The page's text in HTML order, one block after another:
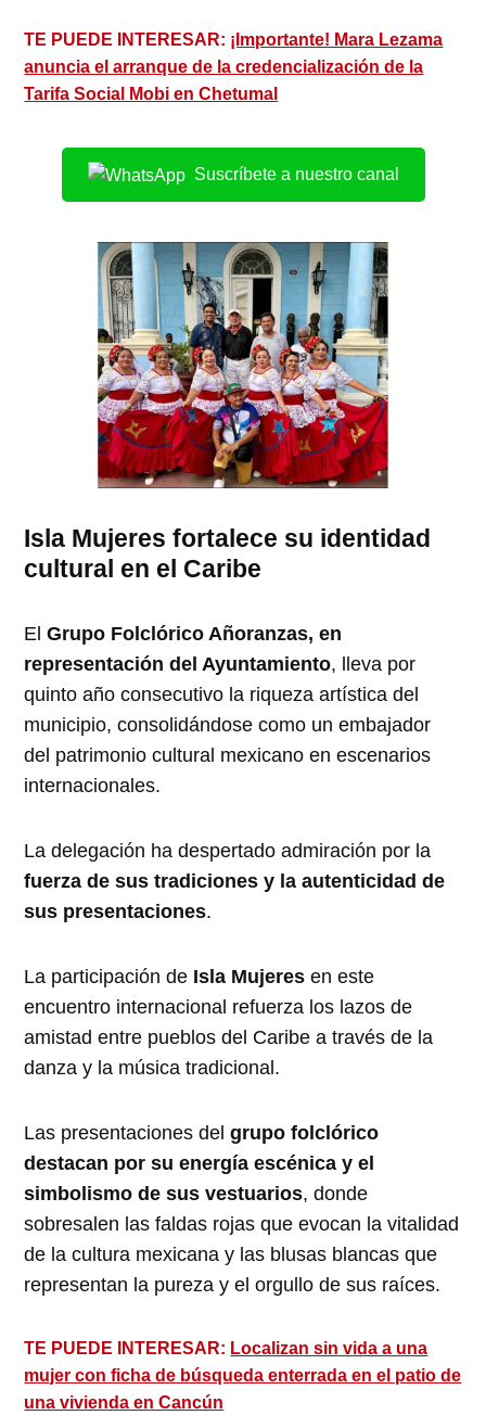
TE PUEDE INTERESAR: ¡Importante! Mara Lezama
anuncia el arranque de la credencialización de la
Tarifa Social Mobi en Chetumal
Suscríbete a nuestro canal
Isla Mujeres fortalece su identidad
cultural en el Caribe
ElGrupo Folclórico Añoranzas, en
representación del Ayuntamiento, lleva por
quinto año consecutivo la riqueza artística del
municipio, consolidándose como un embajador
del patrimonio cultural mexicano en escenarios
internacionales.
La delegación ha despertado admiración por la
fuerza de sus tradiciones y la autenticidad de
sus presentaciones.
La participación de Isla Mujeres en este
encuentro internacional refuerza los lazos de
amistad entre pueblos del Caribe a través de la
danza y la música tradicional.
Las presentaciones del grupo folclórico
destacan por su energía escénica y el
simbolismo de sus vestuarios, donde
sobresalen las faldas rojas que evocan la vitalidad
de la cultura mexicana y las blusas blancas que
representan la pureza y el orgullo de sus raíces.
TE PUEDE INTERESAR: Localizan sin vida a una
mujer con ficha de búsqueda enterrada en el patio de
una vivienda en Cancún